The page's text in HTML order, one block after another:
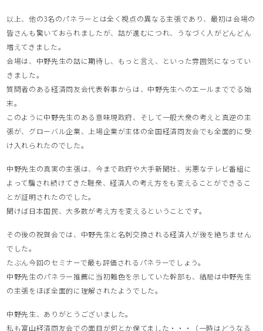
以上、他の3名のパネラーとは全く視点の異なる主張であり、最初は会場の
皆さんも驚いておられましたが、話が進むにつれ、うなづく人がどんどん
増えてきました。
会場は、中野先生の話に期待し、もっと言え、といった雰囲気になってい
きました。
質問者のある経済同友会代表幹事からは、中野先生へのエールまででる始
末。
このように中野先生のある意味現政府、そして一般大衆の考えと真逆の主
張が、グローバル企業、上場企業が主体の全国経済同友会でも全面的に受
け入れられたのでした。
中野先生の真実の主張は、今まで政府や大手新聞社、劣悪なテレビ番組に
よって騙され続けてきた聴衆、経済人の考え方をも変えることができるこ
とが証明されたのでした。
聞けば日本国民、大多数が考え方を変えるということです。
その後の祝賀会では、中野先生と名刺交換される経済人が後を絶ちません
でした。
たぶん今回のセミナーで最も評価されるパネラーでしょう。
中野先生のパネラー推薦に当初難色を示していた幹部も、結局は中野先生
の主張をほぼ全面的に理解されたようでした。
中野先生、ありがとうございました。
私も富山経済同友会での面目が何とか保てました・・・（一時はどうなる